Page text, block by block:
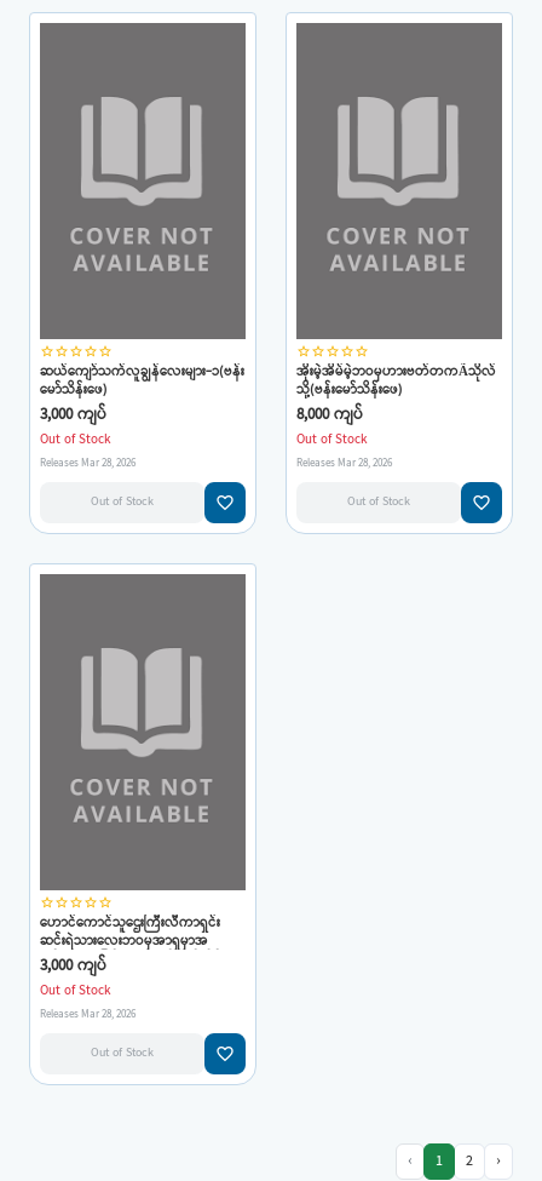
star_borderstar_borderstar_borderstar_borderstar_border
ဆယ်ကျော်သက်လူချွန်လေးများ-၁(ဗန်း
မော်သိန်းဖေ)
3,000 ကျပ်
Out of Stock
Releases Mar 28, 2026
Out of Stock favorite_border
star_borderstar_borderstar_borderstar_borderstar_border
အိုးမဲ့အိမ်မဲ့ဘဝမှဟားဗတ်တကÃသိုလ်
သို့(ဗန်းမော်သိန်းဖေ)
8,000 ကျပ်
Out of Stock
Releases Mar 28, 2026
Out of Stock favorite_border
star_borderstar_borderstar_borderstar_borderstar_border
ဟောင်ကောင်သူဌေးကြီးလီကာရှင်း
ဆင်းရဲသားလေးဘဝမှအာရှမှာအ
ချမ်းသာဆုံးဖြစ်လာသူ(ဗန်းမော်သိန်းဖေ)
3,000 ကျပ်
Out of Stock
Releases Mar 28, 2026
Out of Stock favorite_border
‹ 1 2 ›